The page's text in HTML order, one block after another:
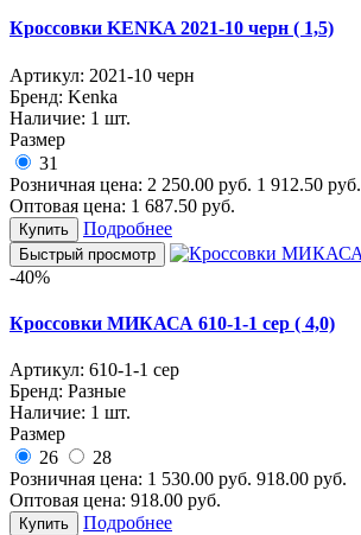
Кроссовки KENKA 2021-10 черн ( 1,5)
Артикул: 2021-10 черн
Бренд: Kenka
Наличие: 1 шт.
Размер
31
Розничная цена: 2 250.00 руб. 1 912.50 руб.
Оптовая цена: 1 687.50 руб.
Купить Подробнее
Быстрый просмотр
-40%
Кроссовки МИКАСА 610-1-1 сер ( 4,0)
Артикул: 610-1-1 сер
Бренд: Разные
Наличие: 1 шт.
Размер
26
28
Розничная цена: 1 530.00 руб. 918.00 руб.
Оптовая цена: 918.00 руб.
Купить Подробнее